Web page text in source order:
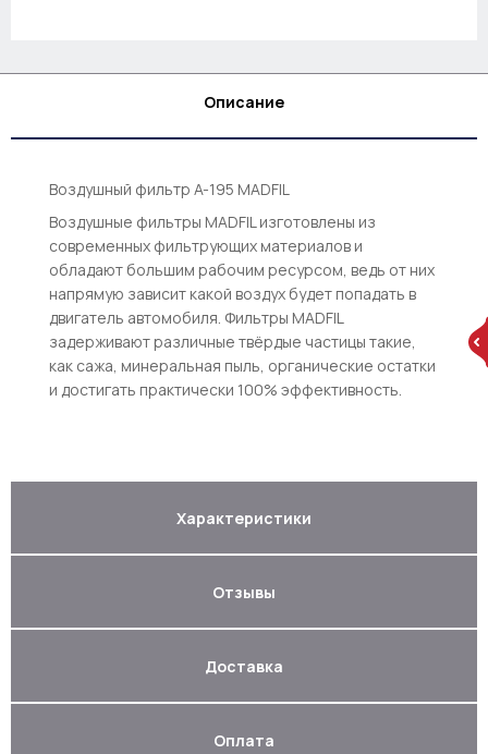
Описание
Воздушный фильтр A-195 MADFIL
Воздушные фильтры MADFIL изготовлены из
современных фильтрующих материалов и
обладают большим рабочим ресурсом, ведь от них
напрямую зависит какой воздух будет попадать в
двигатель автомобиля. Фильтры MADFIL
задерживают различные твёрдые частицы такие,
как сажа, минеральная пыль, органические остатки
и достигать практически 100% эффективность.
Характеристики
Отзывы
Доставка
Оплата